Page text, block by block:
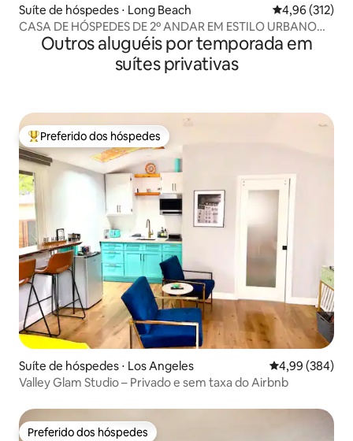
Suíte de hóspedes ⋅ Long Beach 4,96 de uma
4,96 (312)
CASA DE HÓSPEDES DE 2º ANDAR EM ESTILO URBANO
MODERNO
Outros aluguéis por temporada em
suítes privativas
Entre os melhores preferidos dos hóspedes
Preferido dos hóspedes
Suíte de hóspedes ⋅ Los Angeles 4,99 de uma
4,99 (384)
Valley Glam Studio – Privado e sem taxa do Airbnb
Preferido dos hóspedes